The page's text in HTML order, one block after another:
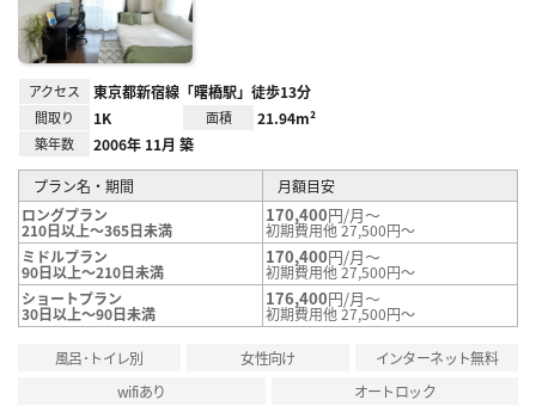
アクセス 東京都新宿線「曙橋駅」徒歩13分
間取り 1K 面積 21.94m²
築年数 2006年 11月 築
プラン名・期間
月額目安
ロングプラン
210日以上～365日未満
170,400円/月～
初期費用他 27,500円～
ミドルプラン
90日以上～210日未満
170,400円/月～
初期費用他 27,500円～
ショートプラン
30日以上～90日未満
176,400円/月～
初期費用他 27,500円～
風呂･トイレ別 女性向け
インターネット無料
wifiあり
オートロック